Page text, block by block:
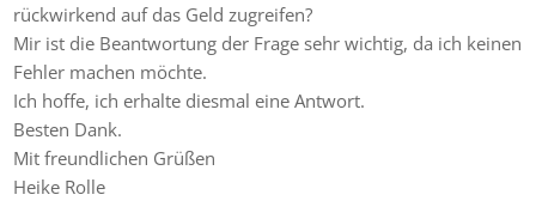
rückwirkend auf das Geld zugreifen?
Mir ist die Beantwortung der Frage sehr wichtig, da ich keinen
Fehler machen möchte.
Ich hoffe, ich erhalte diesmal eine Antwort.
Besten Dank.
Mit freundlichen Grüßen
Heike Rolle